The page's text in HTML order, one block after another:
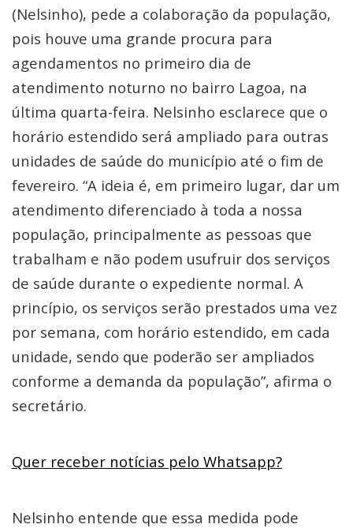
(Nelsinho), pede a colaboração da população,
pois houve uma grande procura para
agendamentos no primeiro dia de
atendimento noturno no bairro Lagoa, na
última quarta-feira. Nelsinho esclarece que o
horário estendido será ampliado para outras
unidades de saúde do município até o fim de
fevereiro. “A ideia é, em primeiro lugar, dar um
atendimento diferenciado à toda a nossa
população, principalmente as pessoas que
trabalham e não podem usufruir dos serviços
de saúde durante o expediente normal. A
princípio, os serviços serão prestados uma vez
por semana, com horário estendido, em cada
unidade, sendo que poderão ser ampliados
conforme a demanda da população”, afirma o
secretário.
Quer receber notícias pelo Whatsapp?
Nelsinho entende que essa medida pode